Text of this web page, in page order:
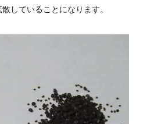
していることになります。